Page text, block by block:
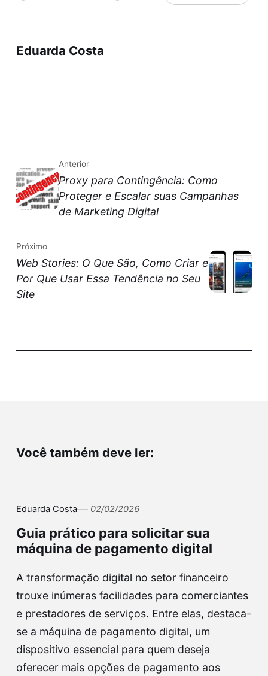
Eduarda Costa
Anterior
Proxy para Contingência: Como
Proteger e Escalar suas Campanhas
de Marketing Digital
Próximo
Web Stories: O Que São, Como Criar e
Por Que Usar Essa Tendência no Seu
Site
Você também deve ler:
Eduarda Costa 02/02/2026
Guia prático para solicitar sua
máquina de pagamento digital
A transformação digital no setor financeiro
trouxe inúmeras facilidades para comerciantes
e prestadores de serviços. Entre elas, destaca-
se a máquina de pagamento digital, um
dispositivo essencial para quem deseja
oferecer mais opções de pagamento aos